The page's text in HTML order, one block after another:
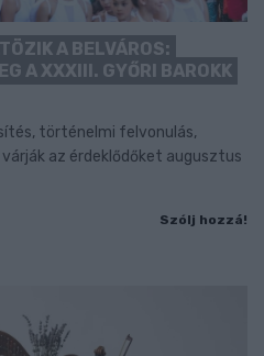
A BELVÁROS:
A XXXIII. GYŐRI BAROKK
történelmi felvonulás,
az érdeklődőket augusztus
Szólj hozzá!